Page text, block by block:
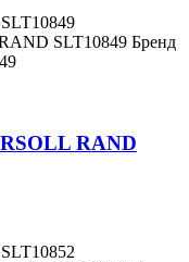
SLT10849 Бренд
RAND